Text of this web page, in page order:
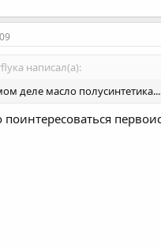
написал(а):
деле масло